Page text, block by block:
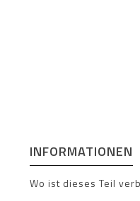
INFORMATIONEN
Wo ist dieses Teil